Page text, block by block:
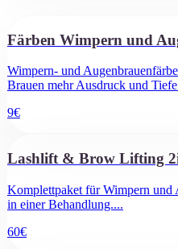
Färben Wimpern und
Wimpern- und
Brauen mehr Ausdruck und
9€
Lashlift & Brow Lifting
Komplettpaket für Wimpern und
in einer Behandlung....
60€